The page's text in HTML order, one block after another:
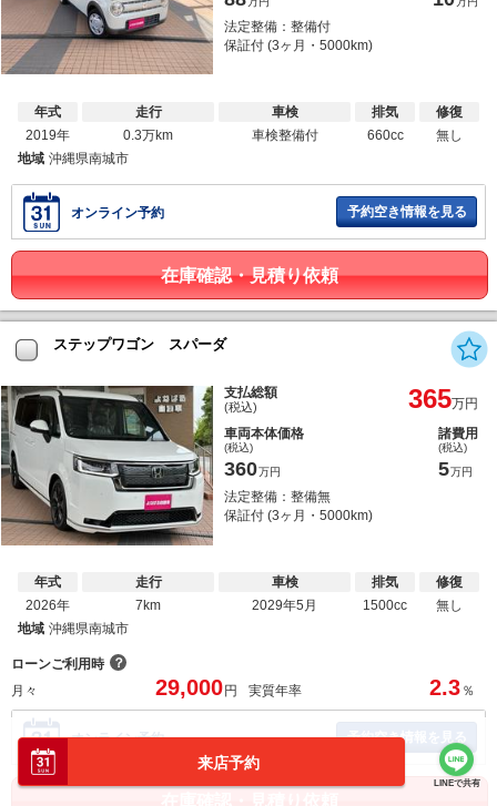
来店予約
LINEで共有
法定整備：整備付
保証付 (3ヶ月・5000km)
年式
2019年
走行
0.3万km
車検
車検整備付
排気
660cc
修復
無し
地域 沖縄県南城市
オンライン予約 予約空き情報を見る
在庫確認・見積り依頼
ステップワゴン スパーダ
支払総額
(税込) 365万円
車両本体価格
(税込)
360万円
諸費用
(税込)
5万円
法定整備：整備無
保証付 (3ヶ月・5000km)
年式
2026年
走行
7km
車検
2029年5月
排気
1500cc
修復
無し
地域 沖縄県南城市
ローンご利用時 ？
月々
29,000 円 実質年率 2.3 ％
オンライン予約 予約空き情報を見る